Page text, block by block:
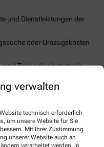
verwalten
technisch erforderlich
um unsere Website für Sie
Mit Ihrer Zustimmung
unserer Website auch an
verarbeitet werden, in
und Dienstleistungen der
oder Umzugskosten
und Technologiestrategie